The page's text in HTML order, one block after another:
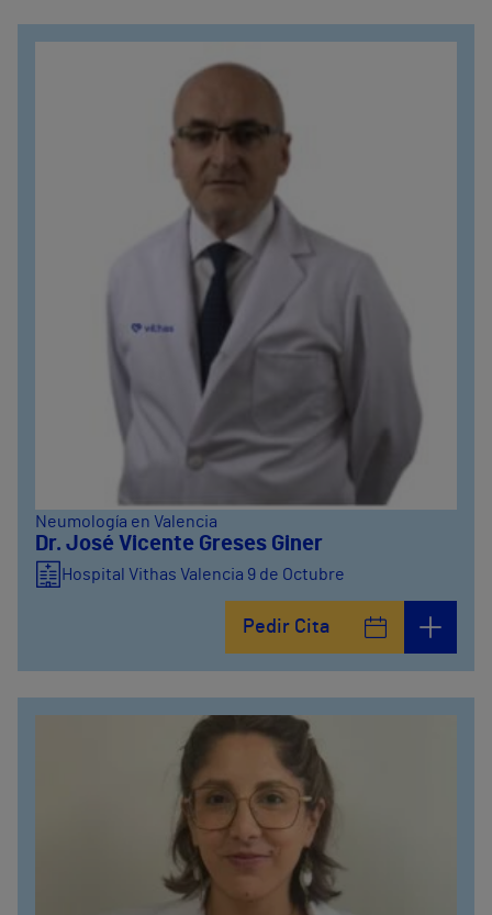
Neumología en Valencia
Dr. José Vicente Greses Giner
Hospital Vithas Valencia 9 de Octubre
Pedir Cita